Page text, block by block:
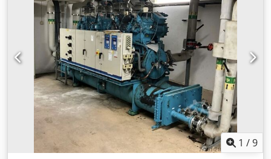
1 /9